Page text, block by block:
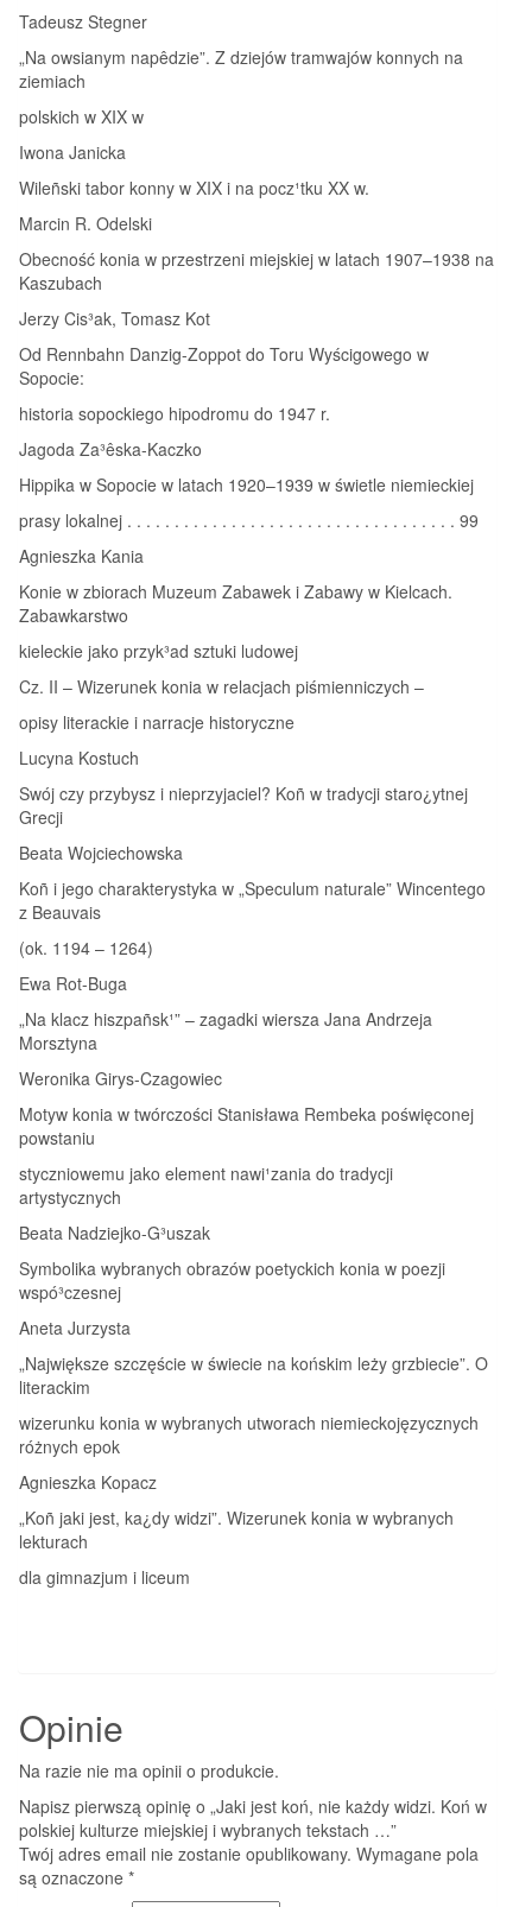
Tadeusz Stegner
„Na owsianym napêdzie”. Z dziejów tramwajów konnych na
ziemiach
polskich w XIX w
Iwona Janicka
Wileñski tabor konny w XIX i na pocz¹tku XX w.
Marcin R. Odelski
Obecność konia w przestrzeni miejskiej w latach 1907–1938 na
Kaszubach
Jerzy Cis³ak, Tomasz Kot
Od Rennbahn Danzig-Zoppot do Toru Wyścigowego w
Sopocie:
historia sopockiego hipodromu do 1947 r.
Jagoda Za³êska-Kaczko
Hippika w Sopocie w latach 1920–1939 w świetle niemieckiej
prasy lokalnej . . . . . . . . . . . . . . . . . . . . . . . . . . . . . . . . . . . 99
Agnieszka Kania
Konie w zbiorach Muzeum Zabawek i Zabawy w Kielcach.
Zabawkarstwo
kieleckie jako przyk³ad sztuki ludowej
Cz. II – Wizerunek konia w relacjach piśmienniczych –
opisy literackie i narracje historyczne
Lucyna Kostuch
Swój czy przybysz i nieprzyjaciel? Koñ w tradycji staro¿ytnej
Grecji
Beata Wojciechowska
Koñ i jego charakterystyka w „Speculum naturale” Wincentego
z Beauvais
(ok. 1194 – 1264)
Ewa Rot-Buga
„Na klacz hiszpañsk¹” – zagadki wiersza Jana Andrzeja
Morsztyna
Weronika Girys-Czagowiec
Motyw konia w twórczości Stanisława Rembeka poświęconej
powstaniu
styczniowemu jako element nawi¹zania do tradycji
artystycznych
Beata Nadziejko-G³uszak
Symbolika wybranych obrazów poetyckich konia w poezji
wspó³czesnej
Aneta Jurzysta
„Największe szczęście w świecie na końskim leży grzbiecie”. O
literackim
wizerunku konia w wybranych utworach niemieckojęzycznych
różnych epok
Agnieszka Kopacz
„Koñ jaki jest, ka¿dy widzi”. Wizerunek konia w wybranych
lekturach
dla gimnazjum i liceum
Opinie
Na razie nie ma opinii o produkcie.
Napisz pierwszą opinię o „Jaki jest koń, nie każdy widzi. Koń w
polskiej kulturze miejskiej i wybranych tekstach …”
Twój adres email nie zostanie opublikowany. Wymagane pola
są oznaczone *